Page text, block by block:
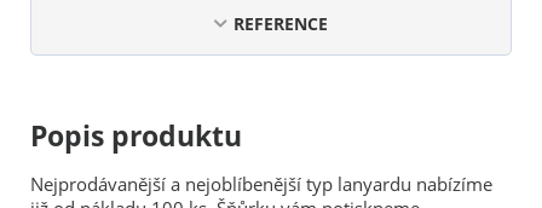
REFERENCE
Popis produktu
Nejprodávanější a nejoblíbenější typ lanyardu nabízíme